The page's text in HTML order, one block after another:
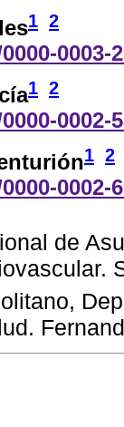
1 2
0003-
1 2
0002-
1 2
0002-
de